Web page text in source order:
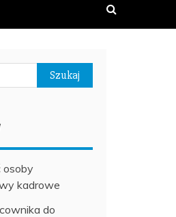
osoby
kadrowe
do